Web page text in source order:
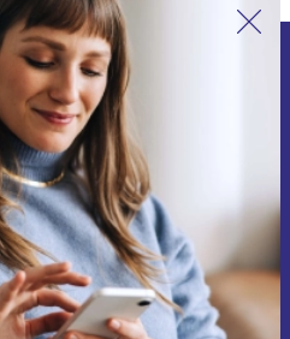
kertaa uutiskirjeen
säästä 15 €!
yhtäkään tarjousta.
löydättietosuojaselosteestamme.